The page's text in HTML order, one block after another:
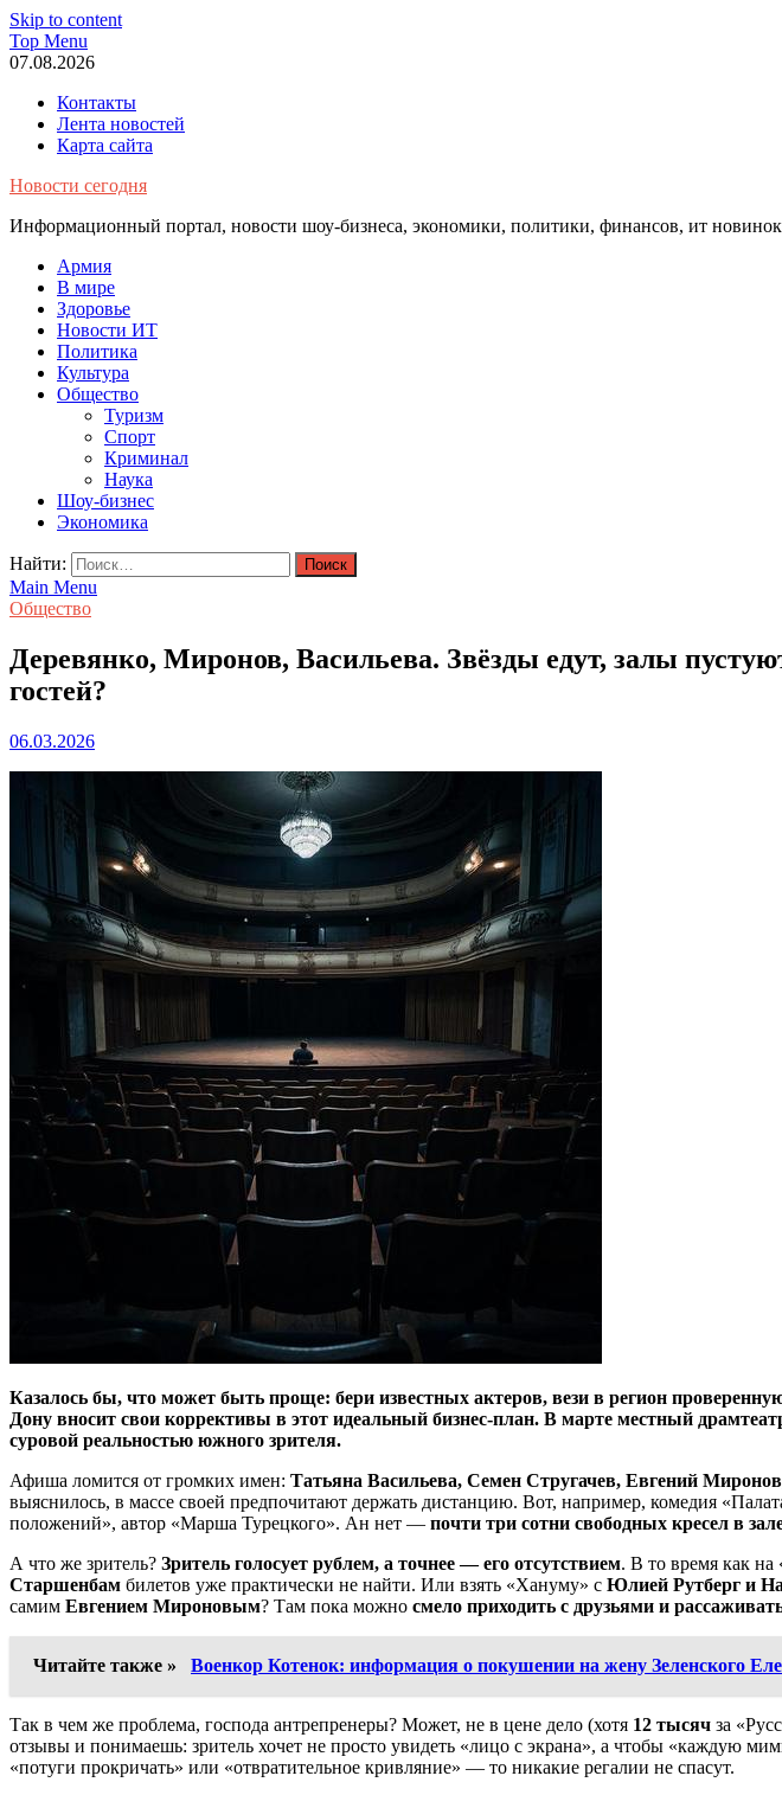
Skip to content
Top Menu
07.08.2026
Контакты
Лента новостей
Карта сайта
Новости сегодня
Информационный портал, новости шоу-бизнеса, экономики, политики, финансов, ит
Армия
В мире
Здоровье
Новости ИТ
Политика
Культура
Общество
Туризм
Спорт
Криминал
Наука
Шоу-бизнес
Экономика
Найти:
Main Menu
Общество
Деревянко, Миронов, Васильева. Звёзды едут, залы
гостей?
06.03.2026
Казалось бы, что может быть проще: бери известных актеров, вези в регион
Дону вносит свои коррективы в этот идеальный бизнес-план. В марте местный
суровой реальностью южного зрителя.
Афиша ломится от громких имен: Татьяна Васильева, Семен Стругачев, Евгений
выяснилось, в массе своей предпочитают держать дистанцию. Вот, например, комедия
положений», автор «Марша Турецкого». Ан нет — почти три сотни свободных кресел в
А что же зритель? Зритель голосует рублем, а точнее — его отсутствием. В то время как на
Старшенбам билетов уже практически не найти. Или взять «Хануму» с Юлией Рутберг и
самим Евгением Мироновым? Там пока можно смело приходить с друзьями и
Читайте также » Военкор Котенок: информация о покушении на жену Зеленского
Так в чем же проблема, господа антрепренеры? Может, не в цене дело (хотя 12 тысяч за
отзывы и понимаешь: зритель хочет не просто увидеть «лицо с экрана», а чтобы «каждую
«потуги прокричать» или «отвратительное кривляние» — то никакие регалии не спасут.